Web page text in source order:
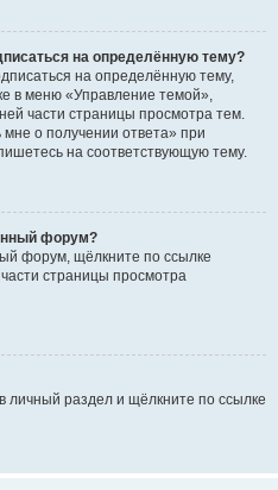
на определённую тему?
на определённую тему,
в меню «Управление темой»,
части страницы просмотра тем.
о получении ответа» при
на соответствующую тему.
форум?
форум, щёлкните по ссылке
страницы просмотра
личный раздел и щёлкните по ссылке